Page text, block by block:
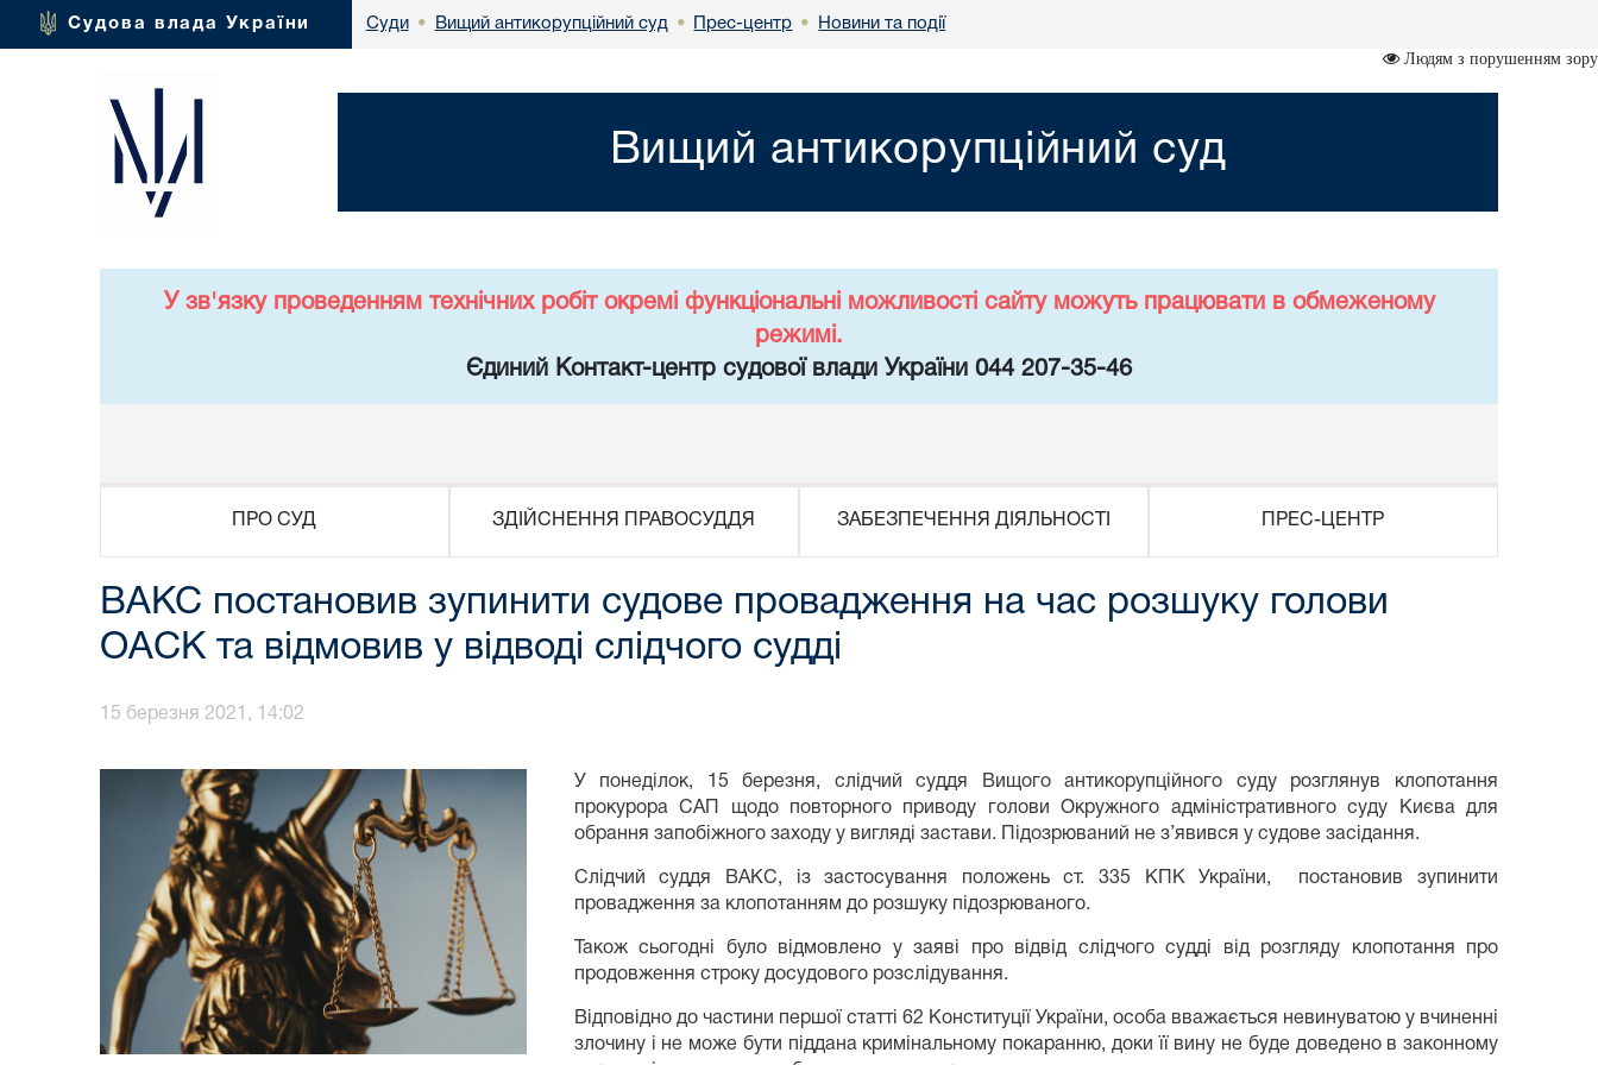
Судова влада України Суди • Вищий антикорупційний суд • Прес-центр • Новини та події
Людям з порушенням зору
Вищий антикорупційний суд
У зв'язку проведенням технічних робіт окремі функціональні можливості сайту можуть працювати в обмеженому
режимі.
Єдиний Контакт-центр судової влади України 044 207-35-46
ПРО СУД ЗДІЙСНЕННЯ ПРАВОСУДДЯ ЗАБЕЗПЕЧЕННЯ ДІЯЛЬНОСТІ ПРЕС-ЦЕНТР
ВАКС постановив зупинити судове провадження на час розшуку голови
ОАСК та відмовив у відводі слідчого судді
15 березня 2021, 14:02
У понеділок, 15 березня, слідчий суддя Вищого антикорупційного суду розглянув клопотання
прокурора САП щодо повторного приводу голови Окружного адміністративного суду Києва для
обрання запобіжного заходу у вигляді застави. Підозрюваний не з’явився у судове засідання.
Слідчий суддя ВАКС, із застосування положень ст. 335 КПК України, постановив зупинити
провадження за клопотанням до розшуку підозрюваного.
Також сьогодні було відмовлено у заяві про відвід слідчого судді від розгляду клопотання про
продовження строку досудового розслідування.
Відповідно до частини першої статті 62 Конституції України, особа вважається невинуватою у вчиненні
злочину і не може бути піддана кримінальному покаранню, доки її вину не буде доведено в законному